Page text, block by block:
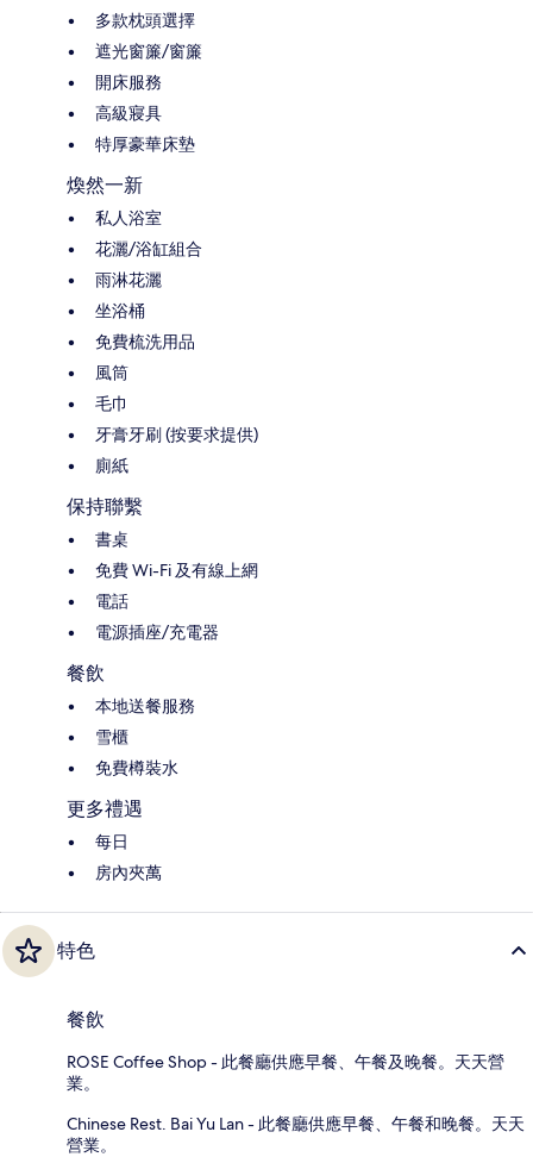
多款枕頭選擇
遮光窗簾/窗簾
開床服務
高級寢具
特厚豪華床墊
煥然一新
私人浴室
花灑/浴缸組合
雨淋花灑
坐浴桶
免費梳洗用品
風筒
毛巾
牙膏牙刷 (按要求提供)
廁紙
保持聯繫
書桌
免費 Wi-Fi 及有線上網
電話
電源插座/充電器
餐飲
本地送餐服務
雪櫃
免費樽裝水
更多禮遇
每日
房內夾萬
特色
餐飲
ROSE Coffee Shop - 此餐廳供應早餐、午餐及晚餐。天天營
業。
Chinese Rest. Bai Yu Lan - 此餐廳供應早餐、午餐和晚餐。天天
營業。